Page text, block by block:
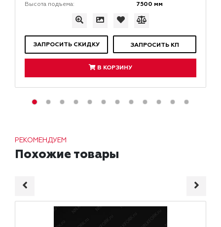
Высота подъема: 7500 мм
ЗАПРОСИТЬ СКИДКУ ЗАПРОСИТЬ КП
В КОРЗИНУ
РЕКОМЕНДУЕМ
Похожие товары